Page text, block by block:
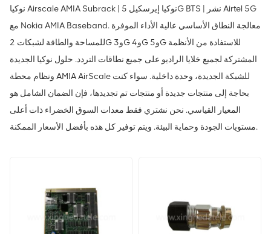
نوكيا Airscale AMIA Subrack | نوكيا إيرسكيل 5G BTS | نشر Airtel 5G
مع Nokia AMIA Baseband. معالجة النطاق الأساسي عالية الأداء الموفرة
للمساحة والطاقة لشبكات 2G و3G و4G و5G للاستفادة من الأنظمة
المشتركة لجميع خلايا الراديو على جميع نطاقات التردد. حلول نوكيا الجديدة
ونظام محطة AMIA AirScale للشبكة الجديدة، وحدة داخلية. سواء كنت
بحاجة إلى منتجات جديدة أو منتجات تم تجديدها، فإن الضمان الشامل هو
المعيار القياسي. نحن نشتري فقط معدات السوق الخضراء ذات أعلى
مستويات الجودة وحماية البيئة. ويتم توفير كل هذه بأفضل الأسعار الممكنة.